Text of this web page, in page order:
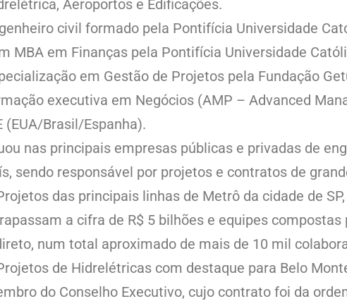
Aeroportos e Edificações.
civil formado pela Pontifícia Universidade
MBA em Finanças pela Pontifícia Universidade
em Gestão de Projetos pela Fundação
executiva em Negócios (AMP – Advanced
(EUA/Brasil/Espanha).
nas principais empresas públicas e privadas de
sendo responsável por projetos e contratos de
das principais linhas de Metrô da cidade de
a cifra de R$ 5 bilhões e equipes compostas
num total aproximado de mais de 10 mil
de Hidrelétricas com destaque para Belo
do Conselho Executivo, cujo contrato foi da